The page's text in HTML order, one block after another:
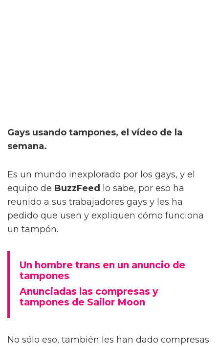
Gays usando tampones, el vídeo de la
semana.
Es un mundo inexplorado por los gays, y el
equipo de BuzzFeed
lo sabe, por eso ha
reunido a sus trabajadores gays y les ha
pedido que usen y expliquen cómo funciona
un tampón.
Un hombre trans en un anuncio de
tampones
Anunciadas las compresas y
tampones de Sailor Moon
No sólo eso, también les han dado compresas